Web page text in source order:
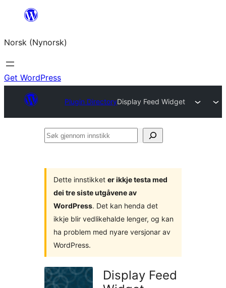
content
Norsk (Nynorsk)
Get WordPress
Plugin DirectoryDisplay Feed Widget
Søk
Dette innstikket er ikkje testa med
dei tre siste utgåvene av
WordPress. Det kan henda det
ikkje blir vedlikehalde lenger, og kan
ha problem med nyare versjonar av
WordPress.
Display Feed